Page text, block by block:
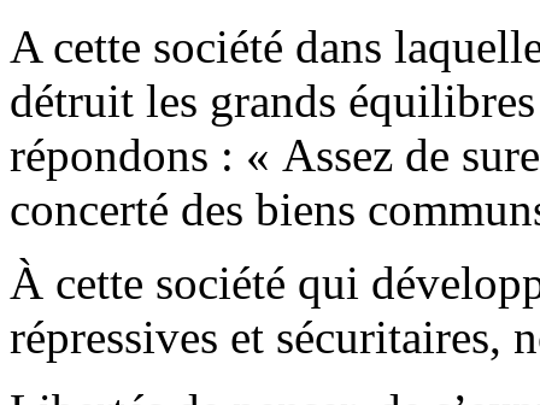
A cette société dans
détruit les grands
répondons : « Assez de
concerté des biens
À cette société qui
répressives et sécuritaires,